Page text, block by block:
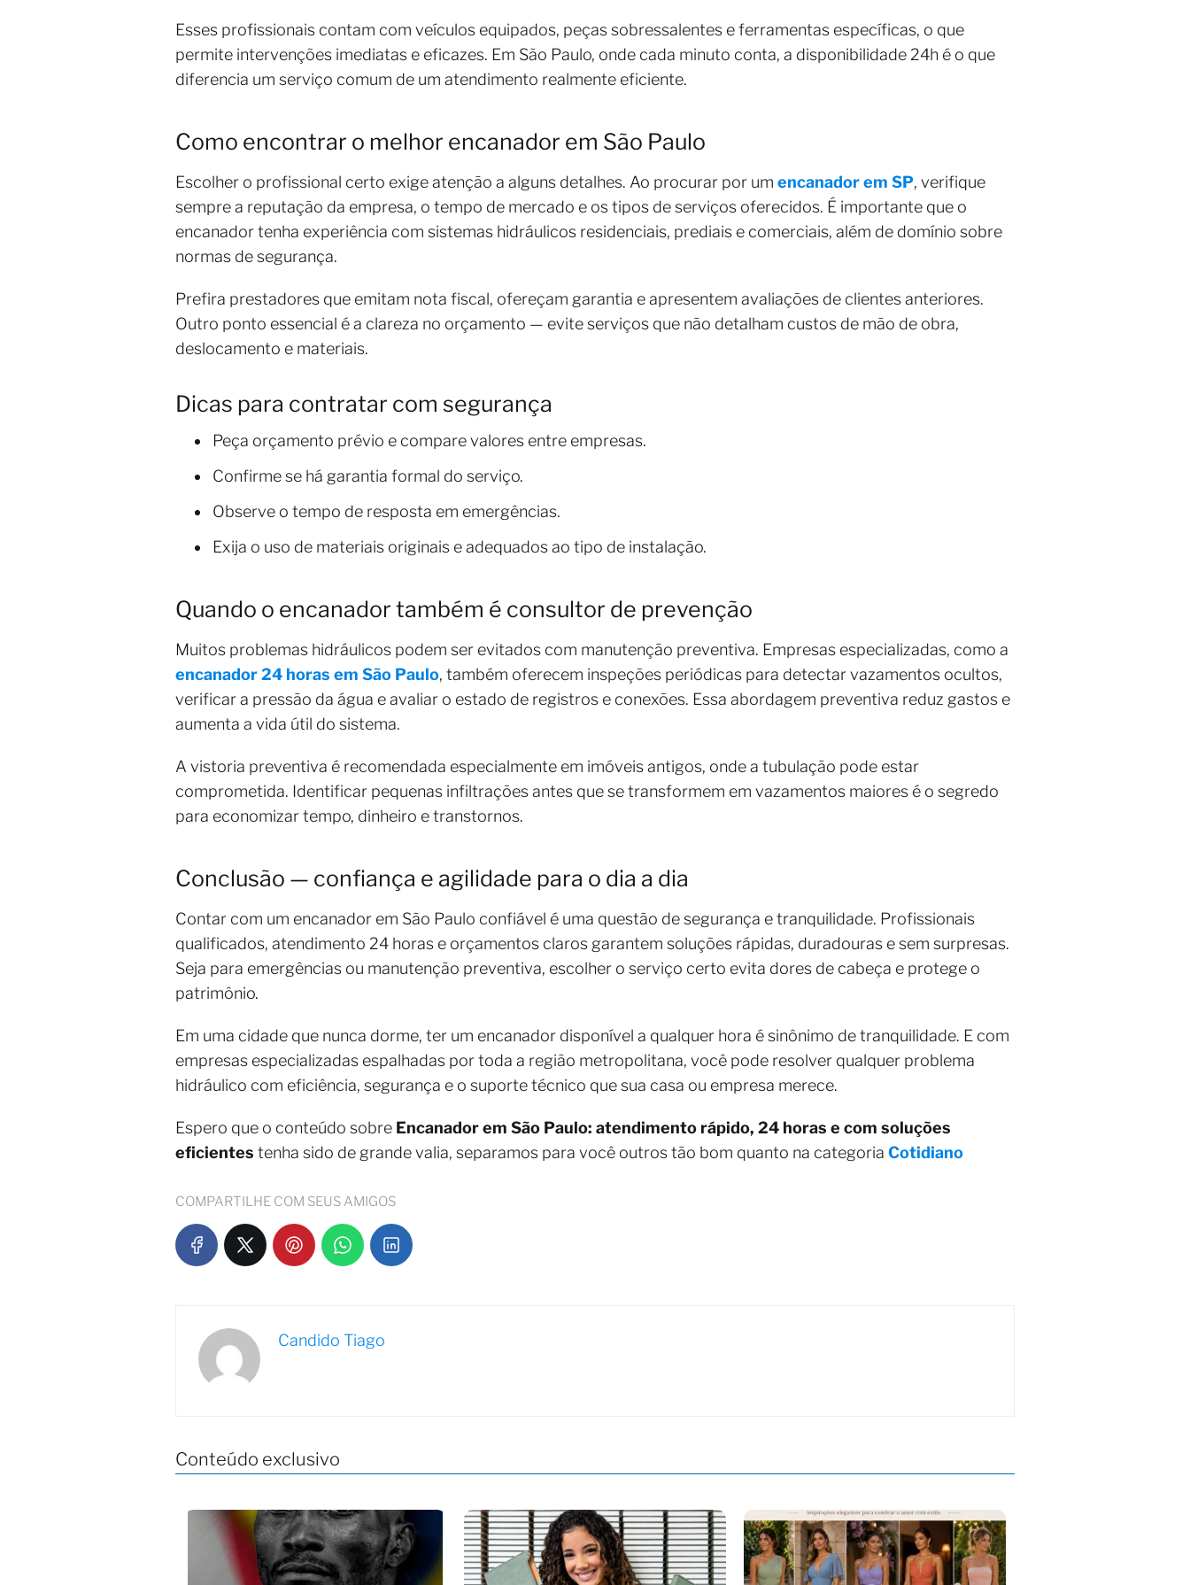
Esses profissionais contam com veículos equipados, peças sobressalentes e ferramentas específicas, o que
permite intervenções imediatas e eficazes. Em São Paulo, onde cada minuto conta, a disponibilidade 24h é o que
diferencia um serviço comum de um atendimento realmente eficiente.
Como encontrar o melhor encanador em São Paulo
Escolher o profissional certo exige atenção a alguns detalhes. Ao procurar por um encanador em SP, verifique
sempre a reputação da empresa, o tempo de mercado e os tipos de serviços oferecidos. É importante que o
encanador tenha experiência com sistemas hidráulicos residenciais, prediais e comerciais, além de domínio sobre
normas de segurança.
Prefira prestadores que emitam nota fiscal, ofereçam garantia e apresentem avaliações de clientes anteriores.
Outro ponto essencial é a clareza no orçamento — evite serviços que não detalham custos de mão de obra,
deslocamento e materiais.
Dicas para contratar com segurança
Peça orçamento prévio e compare valores entre empresas.
Confirme se há garantia formal do serviço.
Observe o tempo de resposta em emergências.
Exija o uso de materiais originais e adequados ao tipo de instalação.
Quando o encanador também é consultor de prevenção
Muitos problemas hidráulicos podem ser evitados com manutenção preventiva. Empresas especializadas, como a
encanador 24 horas em São Paulo, também oferecem inspeções periódicas para detectar vazamentos ocultos,
verificar a pressão da água e avaliar o estado de registros e conexões. Essa abordagem preventiva reduz gastos e
aumenta a vida útil do sistema.
A vistoria preventiva é recomendada especialmente em imóveis antigos, onde a tubulação pode estar
comprometida. Identificar pequenas infiltrações antes que se transformem em vazamentos maiores é o segredo
para economizar tempo, dinheiro e transtornos.
Conclusão — confiança e agilidade para o dia a dia
Contar com um encanador em São Paulo confiável é uma questão de segurança e tranquilidade. Profissionais
qualificados, atendimento 24 horas e orçamentos claros garantem soluções rápidas, duradouras e sem surpresas.
Seja para emergências ou manutenção preventiva, escolher o serviço certo evita dores de cabeça e protege o
patrimônio.
Em uma cidade que nunca dorme, ter um encanador disponível a qualquer hora é sinônimo de tranquilidade. E com
empresas especializadas espalhadas por toda a região metropolitana, você pode resolver qualquer problema
hidráulico com eficiência, segurança e o suporte técnico que sua casa ou empresa merece.
Espero que o conteúdo sobre Encanador em São Paulo: atendimento rápido, 24 horas e com soluções
eficientes tenha sido de grande valia, separamos para você outros tão bom quanto na categoria Cotidiano
COMPARTILHE COM SEUS AMIGOS
Candido Tiago
Conteúdo exclusivo